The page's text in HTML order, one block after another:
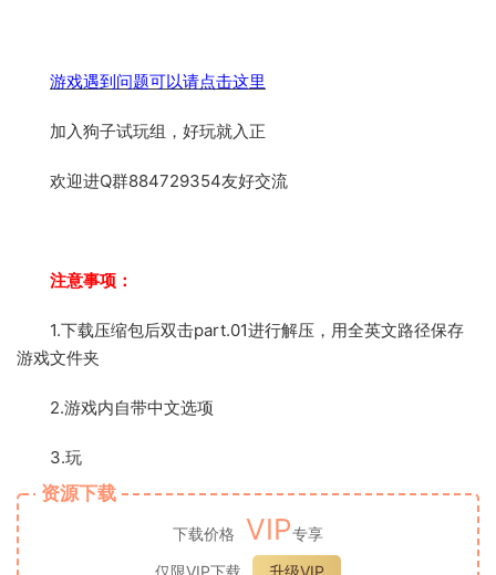
游戏遇到问题可以请点击这里
加入狗子试玩组，好玩就入正
欢迎进Q群884729354友好交流
注意事项：
1.下载压缩包后双击part.01进行解压，用全英文路径保存
游戏文件夹
2.游戏内自带中文选项
3.玩
资源下载
下载价格 VIP专享
仅限VIP下载
升级VIP